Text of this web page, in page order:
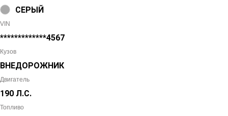
СЕРЫЙ
VIN
*************4567
Кузов
ВНЕДОРОЖНИК
Двигатель
190 Л.С.
Топливо